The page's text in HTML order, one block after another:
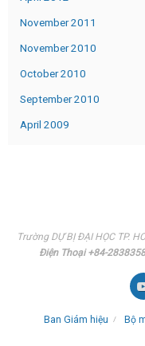
November 2011
November 2010
October 2010
September 2010
April 2009
Trường DỰ BỊ ĐẠI HỌC TP.
Điện Thoại +84-
Ban Giám hiệu Bộ